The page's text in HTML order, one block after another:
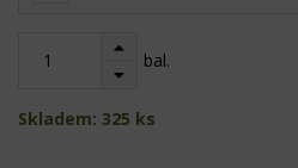
bal.
Skladem: 325 ks